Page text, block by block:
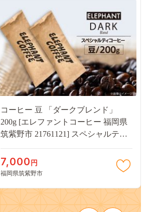
コーヒー 豆 「ダークブレンド」
200g [エレファントコーヒー 福岡県
筑紫野市 21761121] スペシャルティ
ブレンド
7,000 円
福岡県筑紫野市